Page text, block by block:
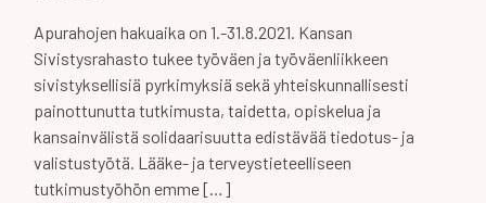
Apurahojen hakuaika on 1.-31.8.2021. Kansan
Sivistysrahasto tukee työväen ja työväenliikkeen
sivistyksellisiä pyrkimyksiä sekä yhteiskunnallisesti
painottunutta tutkimusta, taidetta, opiskelua ja
kansainvälistä solidaarisuutta edistävää tiedotus- ja
valistustyötä. Lääke- ja terveystieteelliseen
tutkimustyöhön emme […]